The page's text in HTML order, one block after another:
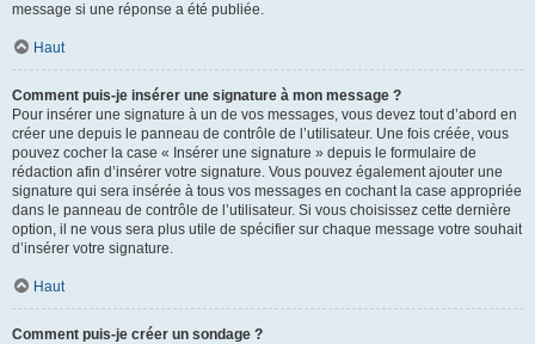
message si une réponse a été publiée.
Haut
Comment puis-je insérer une signature à mon message ?
Pour insérer une signature à un de vos messages, vous devez tout d’abord en
créer une depuis le panneau de contrôle de l’utilisateur. Une fois créée, vous
pouvez cocher la case « Insérer une signature » depuis le formulaire de
rédaction afin d’insérer votre signature. Vous pouvez également ajouter une
signature qui sera insérée à tous vos messages en cochant la case appropriée
dans le panneau de contrôle de l’utilisateur. Si vous choisissez cette dernière
option, il ne vous sera plus utile de spécifier sur chaque message votre souhait
d’insérer votre signature.
Haut
Comment puis-je créer un sondage ?